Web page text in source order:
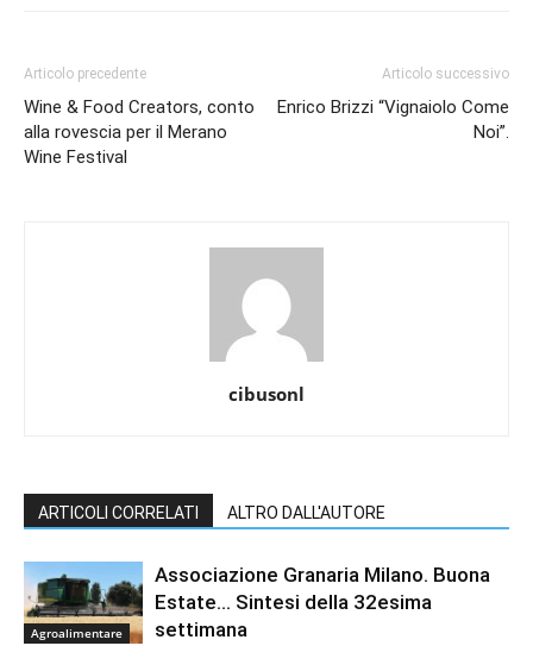
Articolo precedente
Wine & Food Creators, conto
alla rovescia per il Merano
Wine Festival
Articolo successivo
Enrico Brizzi “Vignaiolo Come
Noi”.
cibusonl
ARTICOLI CORRELATI ALTRO DALL'AUTORE
Agroalimentare
Associazione Granaria Milano. Buona
Estate… Sintesi della 32esima
settimana